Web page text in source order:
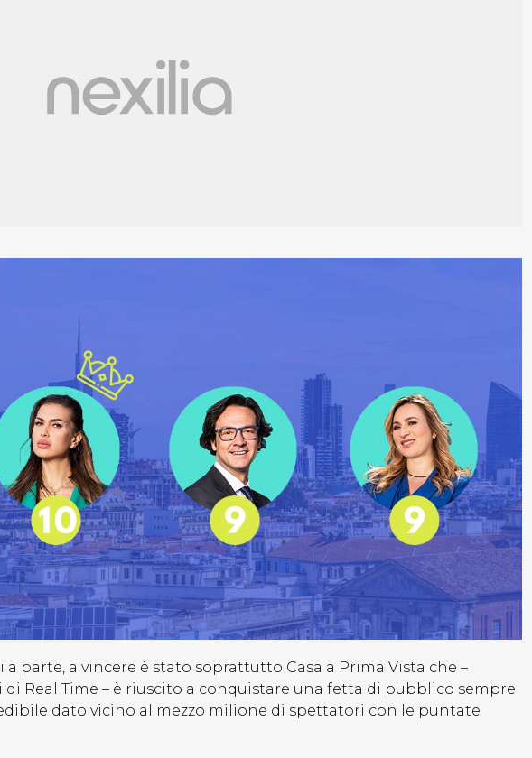
parte, a vincere è stato soprattutto Casa a Prima Vista che –
Real Time – è riuscito a conquistare una fetta di pubblico sempre
dato vicino al mezzo milione di spettatori con le puntate